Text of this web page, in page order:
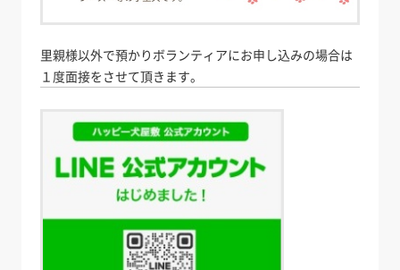
里親様以外で預かりボランティアにお申し込みの場合は
１度面接をさせて頂きます。